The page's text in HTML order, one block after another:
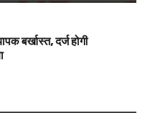
बर्खास्त, दर्ज होगी